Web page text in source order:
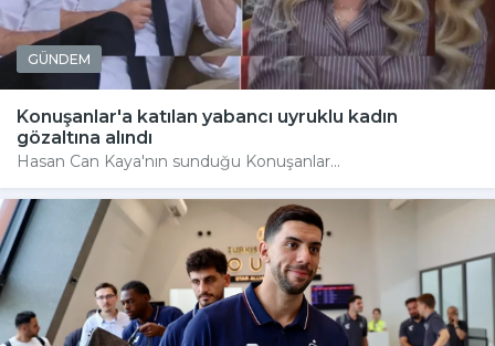
GÜNDEM
Konuşanlar'a katılan yabancı uyruklu kadın
gözaltına alındı
Hasan Can Kaya'nın sunduğu Konuşanlar...